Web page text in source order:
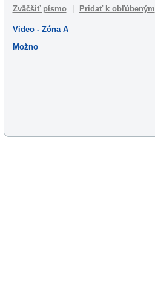
Zväčšiť písmo Pridať k obľúbeným
Video - Zóna A
Možno